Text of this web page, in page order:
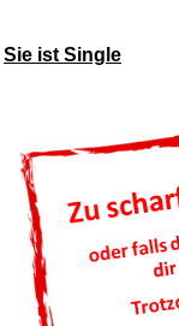
Sie ist Single